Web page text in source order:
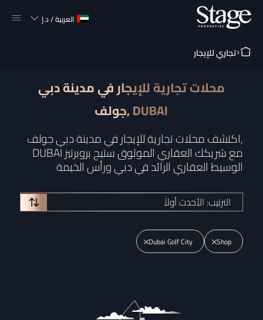
العربية/د.إ
تجاري للإيجار
محلات تجارية للإيجار في مدينة دبي
جولف, DUBAI
اكتشف محلات تجارية للإيجار في مدينة دبي جولف,
DUBAI مع شريكك العقاري الموثوق ستيج بروبرتيز
الوسيط العقاري الرائد في دبي ورأس الخيمة
الترتيب: الأحدث أولاً
Shop
Dubai Golf City